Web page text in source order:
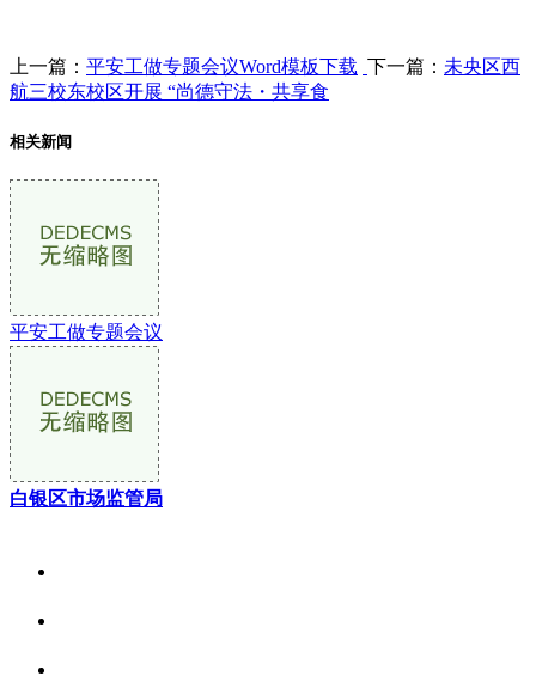
上一篇： 平安工做专题会议Word模板下载 下一篇： 未央区西
航三校东校区开展 “尚德守法・共享食
相关新闻
平安工做专题会议
白银区市场监管局